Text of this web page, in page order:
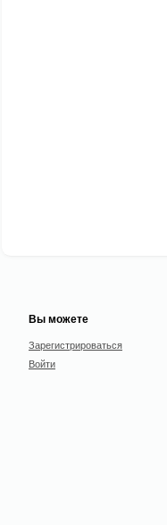
Вы можете
Зарегистрироваться
Войти